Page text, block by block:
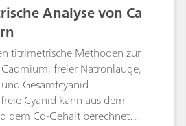
Analyse von Ca
titrimetrische Methoden zur
freier Natronlauge,
Gesamtcyanid
Cyanid kann aus dem
dem Cd-Gehalt berechnet